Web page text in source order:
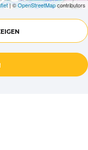
| ©OpenStreetMapcontributors